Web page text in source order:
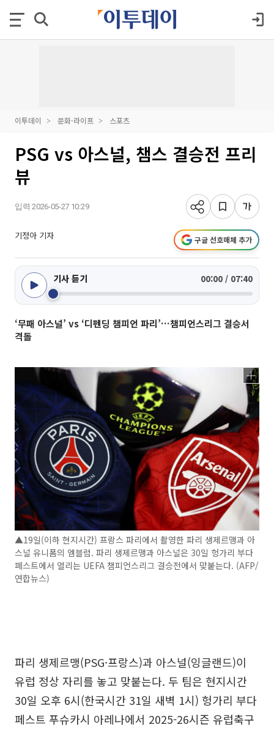
이투데이 문화·라이프 스포츠
PSG vs 아스널, 챔스 결승전 프리
뷰
입력 2026-05-27 10:29
기정아 기자 구글 선호매체 추가
기사 듣기 00:00 / 07:40
‘무패 아스널’ vs ‘디펜딩 챔피언 파리’…챔피언스리그 결승서
격돌
▲19일(이하 현지시간) 프랑스 파리에서 촬영한 파리 생제르맹과 아
스널 유니폼의 엠블럼. 파리 생제르맹과 아스널은 30일 헝가리 부다
페스트에서 열리는 UEFA 챔피언스리그 결승전에서 맞붙는다. (AFP/
연합뉴스)
파리 생제르맹(PSG·프랑스)과 아스널(잉글랜드)이
유럽 정상 자리를 놓고 맞붙는다. 두 팀은 현지시간
30일 오후 6시(한국시간 31일 새벽 1시) 헝가리 부다
페스트 푸슈카시 아레나에서 2025-26시즌 유럽축구